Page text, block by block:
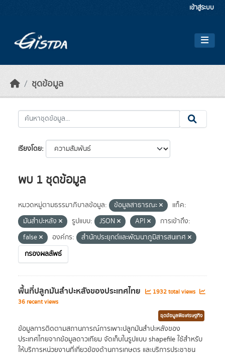
เข้าสู่ระบบ
ชุดข้อมูล
เรียงโดย
พบ 1 ชุดข้อมูล
หมวดหมู่ตามธรรมาภิบาลข้อมูล: ข้อมูลสาธารณะ
แท็ค:
มันสำปะหลัง
รูปแบบ: JSON API
การเข้าถึง:
false
องค์กร:
สำนักประยุกต์และพัฒนาภูมิสารสนเทศ
กรองผลลัพธ์
พื้นที่ปลูกมันสำปะหลังของประเทศไทย
1932 total views
36 recent views
ชุดข้อมูลพืชเศรษฐกิจ
ข้อมูลการติดตามสถานการณ์การเพาะปลูกมันสำปะหลังของ
ประเทศไทยจากข้อมูลดาวเทียม จัดเก็บในรูปแบบ shapefile ใช้สำหรับ
ให้บริการหน่วยงานที่เกี่ยวข้องด้านการเกษตร และบริการประชาชน